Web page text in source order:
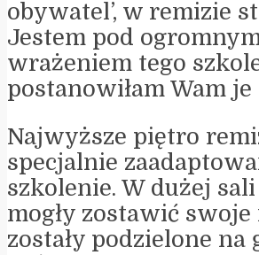
obywatel’, w remizie
Jestem pod
wrażeniem tego
postanowiłam Wam je
Najwyższe piętro
specjalnie
szkolenie. W dużej
mogły zostawić swoje
zostały podzielone na